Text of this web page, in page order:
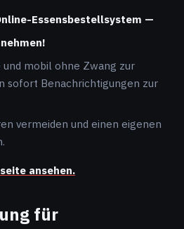
Essensbestellsystem —
mobil ohne Zwang zur
sofort Benachrichtigungen zur
vermeiden und einen eigenen
ansehen.
für